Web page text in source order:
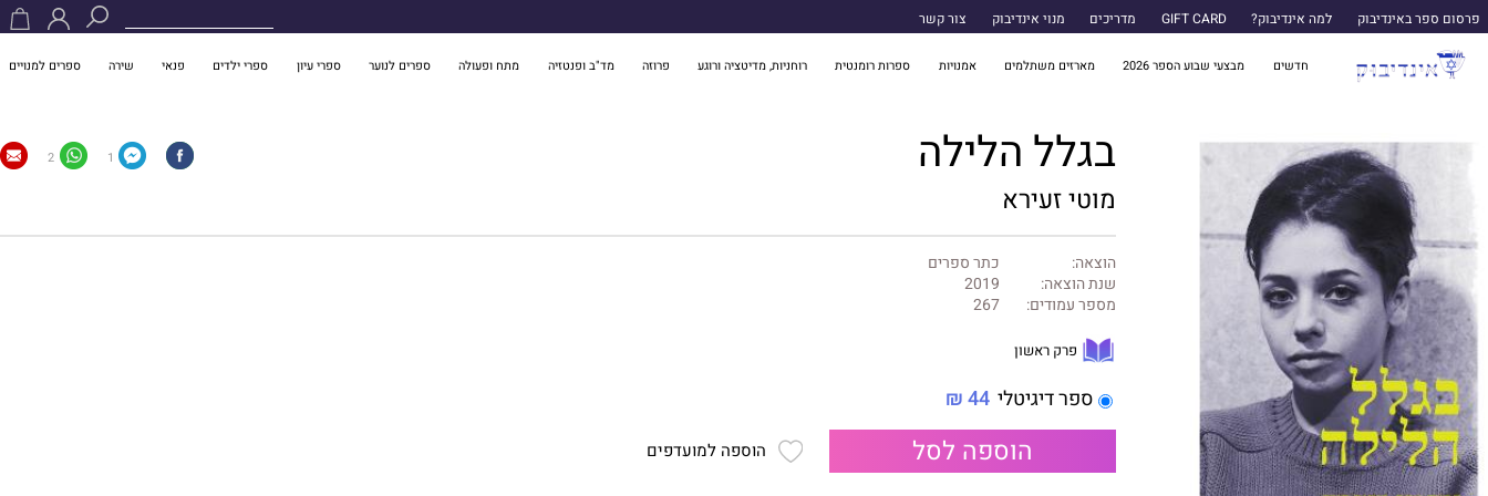
פרסום ספר באינדיבוק למה אינדיבוק? GIFT CARD מדריכים מנוי אינדיבוק צור קשר
חדשים מבצעי שבוע הספר 2026 מארזים משתלמים אמנויות ספרות רומנטית רוחניות, מדיטציה ורוגע פרוזה מד"ב ופנטזיה מתח ופעולה ספרים לנוער ספרי עיון ספרי ילדים פנאי שירה ספרים למנויים
בגלל הלילה 1
2
מוטי זעירא
הוצאה:
כתר ספרים
שנת הוצאה:
2019
מספר עמודים:
267
פרק ראשון
ספר דיגיטלי 44 ₪
הוספה לסל הוספה למועדפים